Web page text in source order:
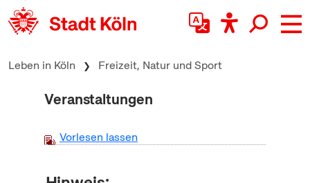
zum Inhalt springen
Leben in Köln Freizeit, Natur und Sport
Veranstaltungen
Vorlesen lassen